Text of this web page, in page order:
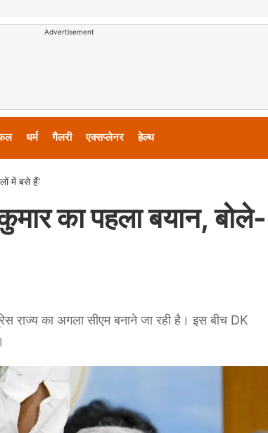
Advertisement
धर्म गैलरी एक्सप्लेनर हेल्थ
में बसे हैं'
का पहला बयान, बोले-
राज्य का अगला सीएम बनाने जा रही है। इस बीच DK